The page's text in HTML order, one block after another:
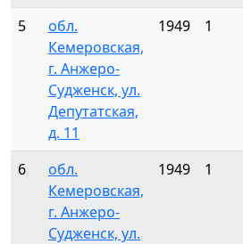
5
обл.
Кемеровская,
г. Анжеро-
Судженск, ул.
Депутатская,
д. 11
1949 1
6
обл.
Кемеровская,
г. Анжеро-
Судженск, ул.
1949 1